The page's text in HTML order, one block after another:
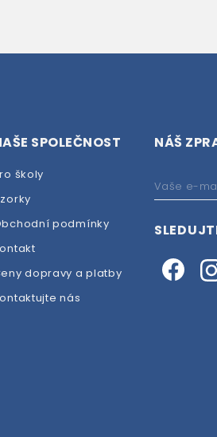
SPOLEČNOST
školy
podmínky
dopravy a platby
nás
NÁŠ